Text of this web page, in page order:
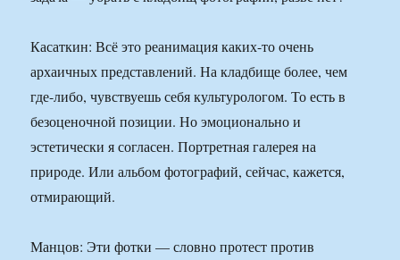
Касаткин: Всё это реанимация каких-то очень
архаичных представлений. На кладбище более, чем
где-либо, чувствуешь себя культурологом. То есть в
безоценочной позиции. Но эмоционально и
эстетически я согласен. Портретная галерея на
природе. Или альбом фотографий, сейчас, кажется,
отмирающий.
Манцов: Эти фотки — словно протест против